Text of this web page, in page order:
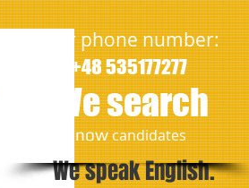
We speak English.
Our phone number:
+48 535177277
We search
​nowcandidates